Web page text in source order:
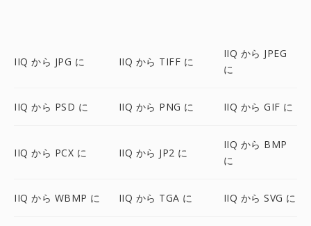
IIQ から JPG に IIQ から TIFF に
IIQ から JPEG
に
IIQ から PSD に IIQ から PNG に IIQ から GIF に
IIQ から PCX に IIQ から JP2 に
IIQ から BMP
に
IIQ から WBMP に IIQ から TGA に IIQ から SVG に